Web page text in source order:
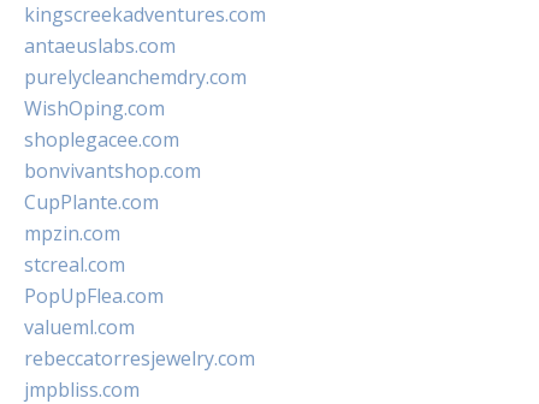
kingscreekadventures.com
antaeuslabs.com
purelycleanchemdry.com
WishOping.com
shoplegacee.com
bonvivantshop.com
CupPlante.com
mpzin.com
stcreal.com
PopUpFlea.com
valueml.com
rebeccatorresjewelry.com
jmpbliss.com